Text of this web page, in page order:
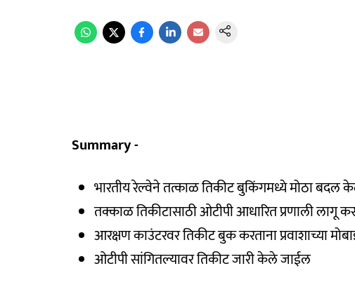
Summary -
भारतीय रेल्वेने तत्काळ तिकीट बुकिंगमध्ये मोठा बदल
तक्काळ तिकीटासाठी ओटीपी आधारित प्रणाली लागू
आरक्षण काउंटरवर तिकीट बुक करताना प्रवाशाच्या
ओटीपी सांगितल्यावर तिकीट जारी केले जाईल